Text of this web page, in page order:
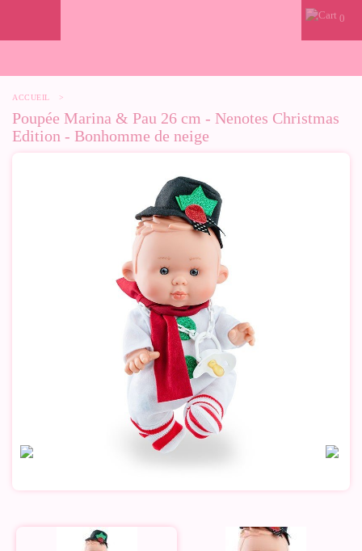
0
ACCUEIL >
Poupée Marina & Pau 26 cm - Nenotes Christmas
Edition - Bonhomme de neige